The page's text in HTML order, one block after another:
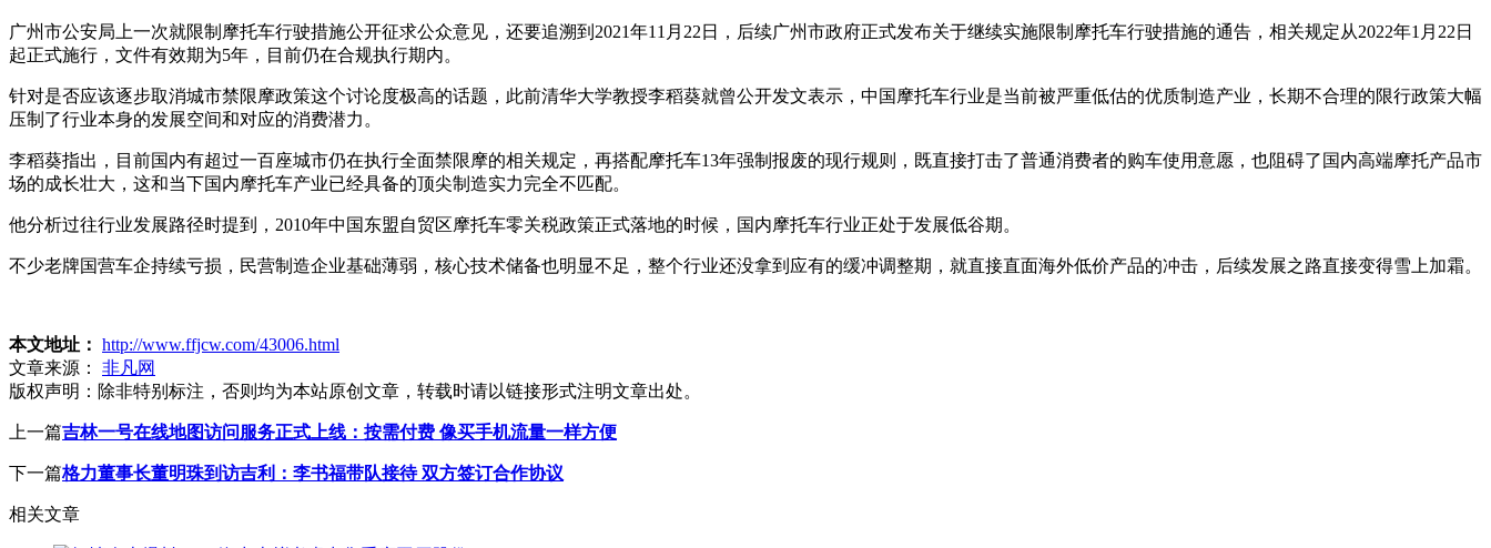
广州市公安局上一次就限制摩托车行驶措施公开征求公众意见，还要追溯到2021年11月22日，后续广州市政府正式发布关于继续实施限制摩托车行驶措施的通告，相关规定从2022年1月22日
起正式施行，文件有效期为5年，目前仍在合规执行期内。
针对是否应该逐步取消城市禁限摩政策这个讨论度极高的话题，此前清华大学教授李稻葵就曾公开发文表示，中国摩托车行业是当前被严重低估的优质制造产业，长期不合理的限行政策大幅
压制了行业本身的发展空间和对应的消费潜力。
李稻葵指出，目前国内有超过一百座城市仍在执行全面禁限摩的相关规定，再搭配摩托车13年强制报废的现行规则，既直接打击了普通消费者的购车使用意愿，也阻碍了国内高端摩托产品市
场的成长壮大，这和当下国内摩托车产业已经具备的顶尖制造实力完全不匹配。
他分析过往行业发展路径时提到，2010年中国东盟自贸区摩托车零关税政策正式落地的时候，国内摩托车行业正处于发展低谷期。
不少老牌国营车企持续亏损，民营制造企业基础薄弱，核心技术储备也明显不足，整个行业还没拿到应有的缓冲调整期，就直接直面海外低价产品的冲击，后续发展之路直接变得雪上加霜。
本文地址： http://www.ffjcw.com/43006.html
文章来源：
非凡网
版权声明： 除非特别标注，否则均为本站原创文章，转载时请以链接形式注明文章出处。
上一篇吉林一号在线地图访问服务正式上线：按需付费 像买手机流量一样方便
下一篇格力董事长董明珠到访吉利：李书福带队接待 双方签订合作协议
相关文章